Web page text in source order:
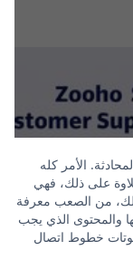
الأمر كله
على ذلك، فهي
ذلك، من الصعب معرفة
والمحتوى الذي يجب
خطوط اتصال